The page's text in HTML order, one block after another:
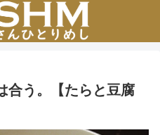
合う。【たらと豆腐